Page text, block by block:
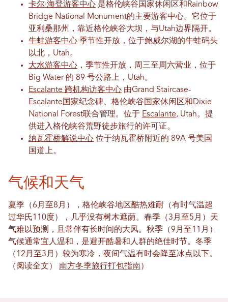
卡尔·海登游客中心 是格伦峡谷国家休闲区和Rainbow
Bridge National Monument的主要游客中心。它位于
亚利桑那州，靠近格伦峡谷大坝，与Utah边界隔开。
牛蛙游客中心 季节性开放，位于鲍威尔湖的牛蛙码头
以北，Utah。
大水游客中心 ，季节性开放，周三至周六营业，位于
Big Water 的 89 号公路上，Utah。
Escalante 跨机构访客中心 由Grand Staircase-
Escalante国家纪念碑、格伦峡谷国家休闲区和Dixie
National Forest联合管理。位于 Escalante, Utah。提
供进入格伦峡谷荒野徒步旅行的许可证。
纳瓦霍桥解说中心 位于纳瓦霍桥附近的 89A 号美国
国道上。
气候和天气
夏季（6月至8月），格伦峡谷地区酷热难耐（有时气温超
过华氏110度），几乎没有树木遮荫。春季（3月至5月）天
气难以预测，且常伴有长时间的大风。秋季（9月至11月）
气候通常宜人温和，是避开酷暑和人群的绝佳时节。冬季
（12月至3月）较为寒冷，夜间气温有时会降至冰点以下。
（阅读全文） 南方冬季旅行打包指南 ）